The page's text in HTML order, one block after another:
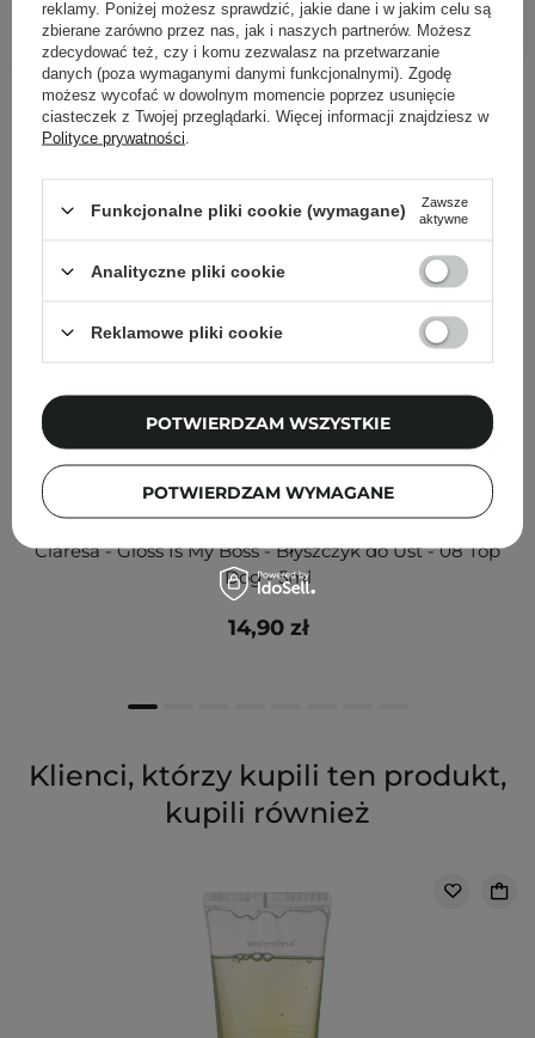
Inni klienci sprawdzali również
Claresa - Gloss Is My Boss - Błyszczyk do Ust - 08 Top
Dog - 5ml
14,90 zł
Klienci, którzy kupili ten produkt,
kupili również
reklamy. Poniżej możesz sprawdzić, jakie dane i w jakim celu są
zbierane zarówno przez nas, jak i naszych partnerów. Możesz
zdecydować też, czy i komu zezwalasz na przetwarzanie
danych (poza wymaganymi danymi funkcjonalnymi). Zgodę
możesz wycofać w dowolnym momencie poprzez usunięcie
ciasteczek z Twojej przeglądarki. Więcej informacji znajdziesz w
Polityce prywatności
Funkcjonalne pliki cookie (wymagane)
Zawsze
aktywne
Analityczne pliki cookie
Reklamowe pliki cookie
POTWIERDZAM WYMAGANE
POTWIERDZAM WSZYSTKIE